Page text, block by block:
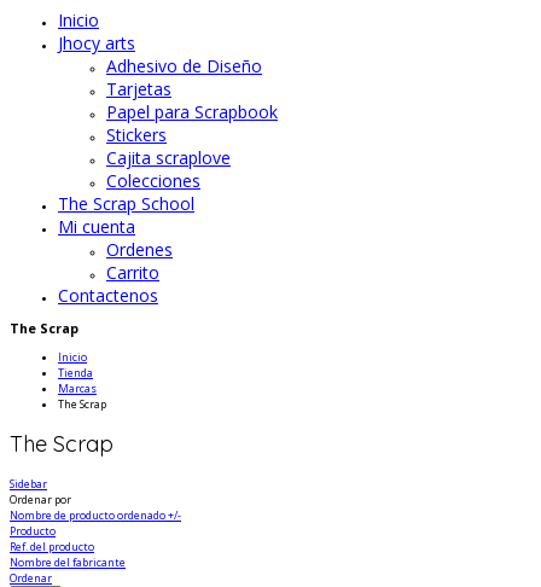
Inicio
Jhocy arts
Adhesivo de Diseño
Tarjetas
Papel para Scrapbook
Stickers
Cajita scraplove
Colecciones
The Scrap School
Mi cuenta
Ordenes
Carrito
Contactenos
The Scrap
Inicio
Tienda
Marcas
The Scrap
The Scrap
Sidebar
Ordenar por
Nombre de producto ordenado +/-
Producto
Ref. del producto
Nombre del fabricante
Ordenar